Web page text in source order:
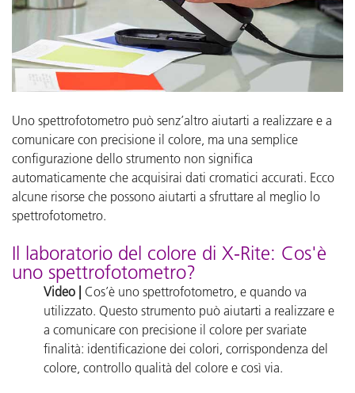
Uno spettrofotometro può senz’altro aiutarti a realizzare e a
comunicare con precisione il colore, ma una semplice
configurazione dello strumento non significa
automaticamente che acquisirai dati cromatici accurati. Ecco
alcune risorse che possono aiutarti a sfruttare al meglio lo
spettrofotometro.
Il laboratorio del colore di X-Rite: Cos'è
uno spettrofotometro?
Video | Cos’è uno spettrofotometro, e quando va
utilizzato. Questo strumento può aiutarti a realizzare e
a comunicare con precisione il colore per svariate
finalità: identificazione dei colori, corrispondenza del
colore, controllo qualità del colore e così via.